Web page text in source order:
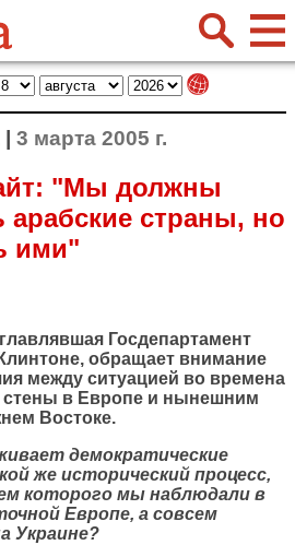
3 марта 2005 г.
"Мы должны
арабские страны, но
ими"
Госдепартамент
обращает внимание
между ситуацией во времена
стены в Европе и нынешним
Востоке.
демократические
же исторический процесс,
которого мы наблюдали в
Европе, а совсем
Украине?